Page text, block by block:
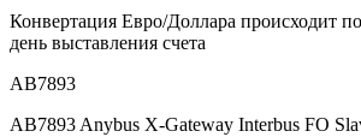
Конвертация Евро/Доллара происходит
день выставления счета
AB7893
AB7893 Anybus X-Gateway Interbus FO